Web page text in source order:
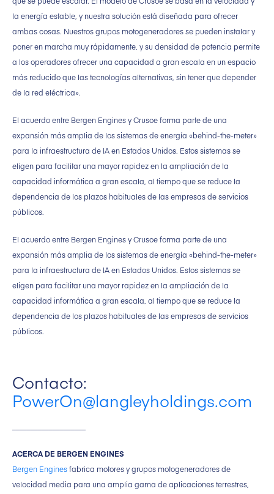
la energía estable, y nuestra solución está diseñada para ofrecer
ambas cosas. Nuestros grupos motogeneradores se pueden instalar y
poner en marcha muy rápidamente, y su densidad de potencia permite
a los operadores ofrecer una capacidad a gran escala en un espacio
más reducido que las tecnologías alternativas, sin tener que depender
de la red eléctrica».
El acuerdo entre Bergen Engines y Crusoe forma parte de una
expansión más amplia de los sistemas de energía «behind-the-meter»
para la infraestructura de IA en Estados Unidos. Estos sistemas se
eligen para facilitar una mayor rapidez en la ampliación de la
capacidad informática a gran escala, al tiempo que se reduce la
dependencia de los plazos habituales de las empresas de servicios
públicos.
El acuerdo entre Bergen Engines y Crusoe forma parte de una
expansión más amplia de los sistemas de energía «behind-the-meter»
para la infraestructura de IA en Estados Unidos. Estos sistemas se
eligen para facilitar una mayor rapidez en la ampliación de la
capacidad informática a gran escala, al tiempo que se reduce la
dependencia de los plazos habituales de las empresas de servicios
públicos.
Contacto:
PowerOn@langleyholdings.com
ACERCA DE BERGEN ENGINES
Bergen Enginesfabrica motores y grupos motogeneradores de
velocidad media para una amplia gama de aplicaciones terrestres,